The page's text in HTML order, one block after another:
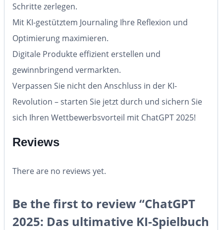
Schritte zerlegen.
Mit KI-gestütztem Journaling Ihre Reflexion und
Optimierung maximieren.
Digitale Produkte effizient erstellen und
gewinnbringend vermarkten.
Verpassen Sie nicht den Anschluss in der KI-
Revolution – starten Sie jetzt durch und sichern Sie
sich Ihren Wettbewerbsvorteil mit ChatGPT 2025!
Reviews
There are no reviews yet.
Be the first to review “ChatGPT
2025: Das ultimative KI-Spielbuch